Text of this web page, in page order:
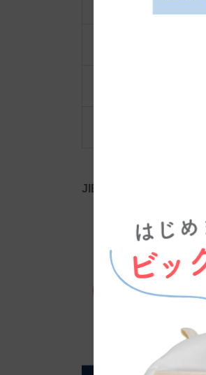
JIB公式SNS